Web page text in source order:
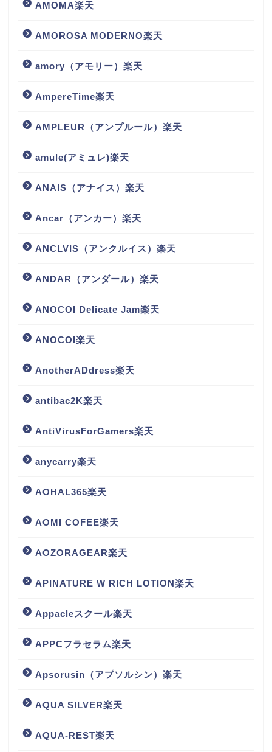
AMOMA楽天
AMOROSA MODERNO楽天
amory（アモリー）楽天
AmpereTime楽天
AMPLEUR（アンプルール）楽天
amule(アミュレ)楽天
ANAIS（アナイス）楽天
Ancar（アンカー）楽天
ANCLVIS（アンクルイス）楽天
ANDAR（アンダール）楽天
ANOCOI Delicate Jam楽天
ANOCOI楽天
AnotherADdress楽天
antibac2K楽天
AntiVirusForGamers楽天
anycarry楽天
AOHAL365楽天
AOMI COFEE楽天
AOZORAGEAR楽天
APINATURE W RICH LOTION楽天
Appacleスクール楽天
APPCフラセラム楽天
Apsorusin（アプソルシン）楽天
AQUA SILVER楽天
AQUA-REST楽天